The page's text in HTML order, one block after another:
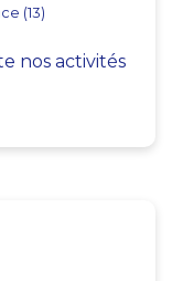
(13)
nos activités